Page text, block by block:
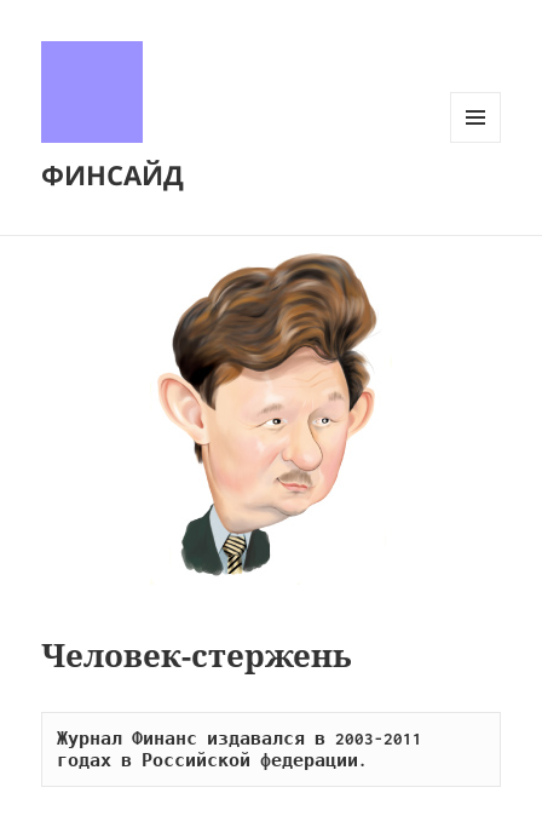
ФИНСАЙД
Человек-стержень
Журнал Финанс издавался в 2003-2011
годах в Российской федерации.